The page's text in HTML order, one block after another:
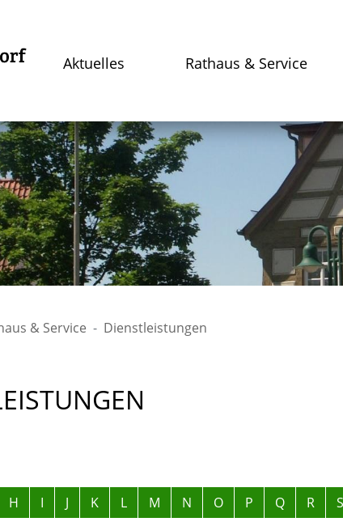
Aktuelles Rathaus & Service
& Service Dienstleistungen
überspringen
H I J K L M N O P Q R S